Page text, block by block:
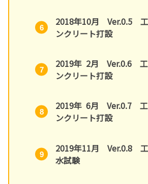
2018年10月 Ver.0.5 工
ンクリート打設
2019年 2月 Ver.0.6 工
ンクリート打設
2019年 6月 Ver.0.7 工
ンクリート打設
2019年11月 Ver.0.8
水試験